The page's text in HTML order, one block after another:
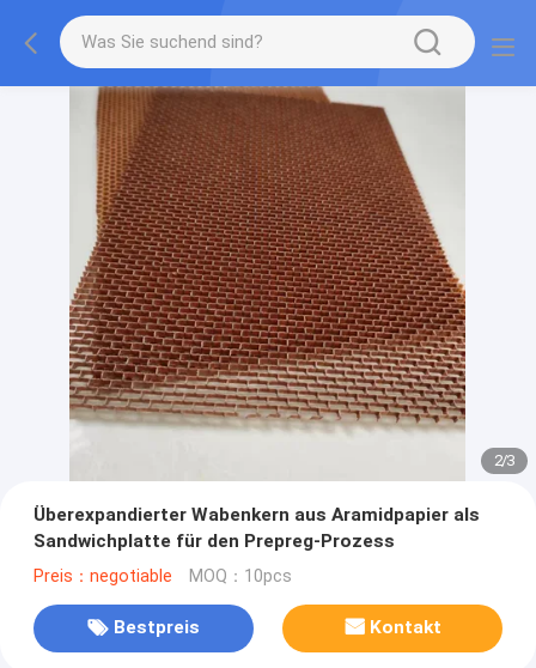
2/3
Überexpandierter Wabenkern aus Aramidpapier als
Sandwichplatte für den Prepreg-Prozess
Preis：negotiable MOQ：10pcs
Bestpreis Kontakt